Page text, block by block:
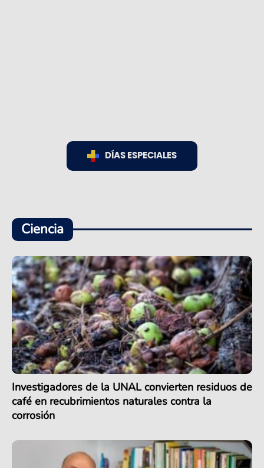
DÍAS ESPECIALES
Ciencia
Investigadores de la UNAL convierten residuos de
café en recubrimientos naturales contra la
corrosión